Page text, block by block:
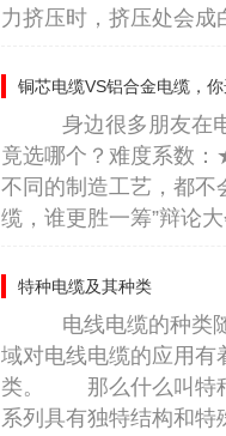
力挤压时，挤压处会
铜芯电缆VS铝合金电缆，
身边很多朋友在电
竟选哪个？难度系数
不同的制造工艺，都不
缆，谁更胜一筹”辩论
特种电缆及其种类
电线电缆的种类随
域对电线电缆的应用有
类。 那么什么叫特种
系列具有独特结构和